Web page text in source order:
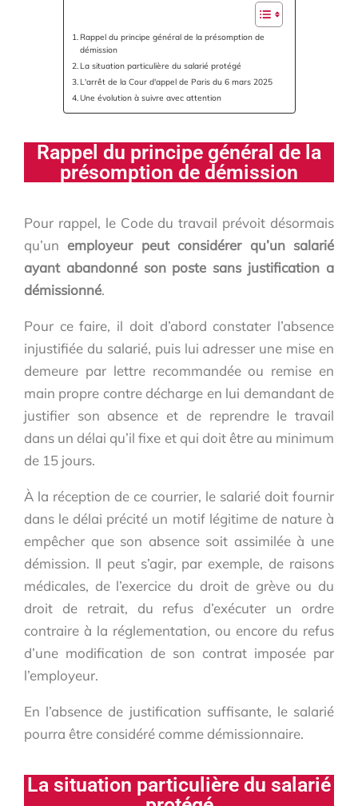
Rappel du principe général de la présomption de
démission
La situation particulière du salarié protégé
L'arrêt de la Cour d'appel de Paris du 6 mars 2025
Une évolution à suivre avec attention
Rappel du principe général de la
présomption de démission
Pour rappel, le Code du travail prévoit désormais
qu’un employeur peut considérer qu’un salarié
ayant abandonné son poste sans justification a
démissionné.
Pour ce faire, il doit d’abord constater l’absence
injustifiée du salarié, puis lui adresser une mise en
demeure par lettre recommandée ou remise en
main propre contre décharge en lui demandant de
justifier son absence et de reprendre le travail
dans un délai qu’il fixe et qui doit être au minimum
de 15 jours.
À la réception de ce courrier, le salarié doit fournir
dans le délai précité un motif légitime de nature à
empêcher que son absence soit assimilée à une
démission. Il peut s’agir, par exemple, de raisons
médicales, de l’exercice du droit de grève ou du
droit de retrait, du refus d’exécuter un ordre
contraire à la réglementation, ou encore du refus
d’une modification de son contrat imposée par
l’employeur.
En l’absence de justification suffisante, le salarié
pourra être considéré comme démissionnaire.
La situation particulière du salarié